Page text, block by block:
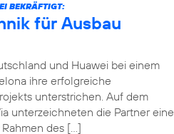
BEKRÄFTIGT:
für Ausbau
und Huawei bei einem
ihre erfolgreiche
unterstrichen. Auf dem
unterzeichneten die Partner eine
des […]